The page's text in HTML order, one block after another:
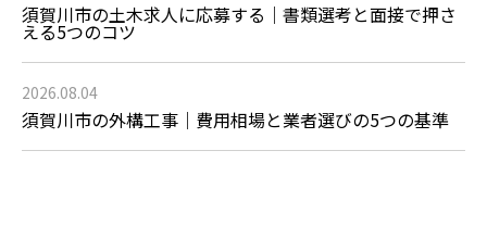
須賀川市の土木求人に応募する｜書類選考と面接で押さ
える5つのコツ
2026.08.04
須賀川市の外構工事｜費用相場と業者選びの5つの基準